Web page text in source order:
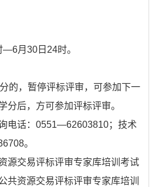
月30日24时。
的，暂停评标评审，可参加下一
分后，方可参加评标评审。
电话：0551—62603810；技术
。
源交易评标评审专家库培训考试
共资源交易评标评审专家库培训